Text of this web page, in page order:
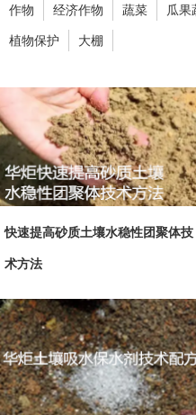
作物 经济作物 蔬菜 瓜果
植物保护 大棚
快速提高砂质土壤水稳性团聚体技
术方法